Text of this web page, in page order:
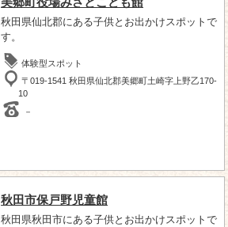
秋田県仙北郡にある子供とお出かけスポットで
す。
体験型スポット
〒019-1541 秋田県仙北郡美郷町土崎字上野乙170-
10
－
秋田市保戸野児童館
秋田県秋田市にある子供とお出かけスポットで